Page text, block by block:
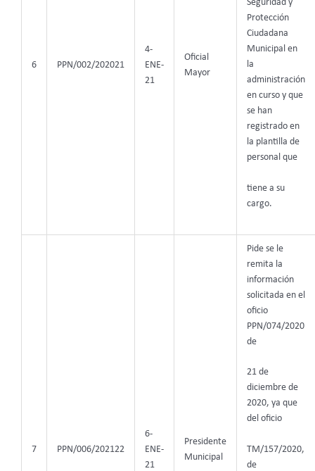
6 PPN/002/202021
4-
ENE-
21
Oficial
Mayor
Seguridad y
Protección
Ciudadana
Municipal en
la
administración
en curso y que
se han
registrado en
la plantilla de
personal que
tiene a su
cargo.
7 PPN/006/202122
6-
ENE-
21
Presidente
Municipal
Pide se le
remita la
información
solicitada en el
oficio
PPN/074/2020
de
21 de
diciembre de
2020, ya que
del oficio
TM/157/2020,
de